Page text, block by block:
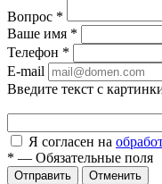
Вопрос *
Ваше имя *
Телефон *
E-mail
Введите текст с
Я согласен на
* — Обязательные поля
Отменить